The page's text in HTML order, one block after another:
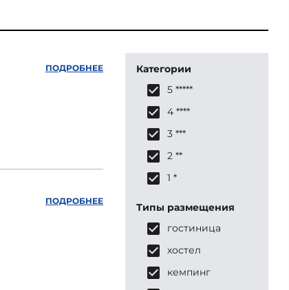
ПОДРОБНЕЕ
ПОДРОБНЕЕ
Категории
5 *****
4 ****
3 ***
2 **
1 *
Типы размещения
гостиница
хостел
кемпинг